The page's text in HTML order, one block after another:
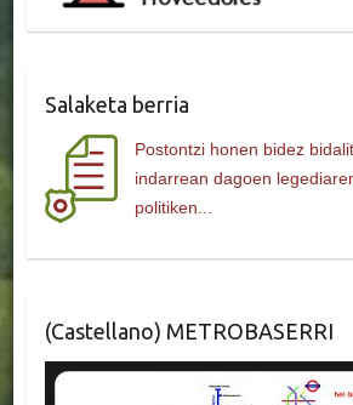
Salaketa berria
Postontzi honen bidez
indarrean dagoen
politiken...
(Castellano) METROBASERRI